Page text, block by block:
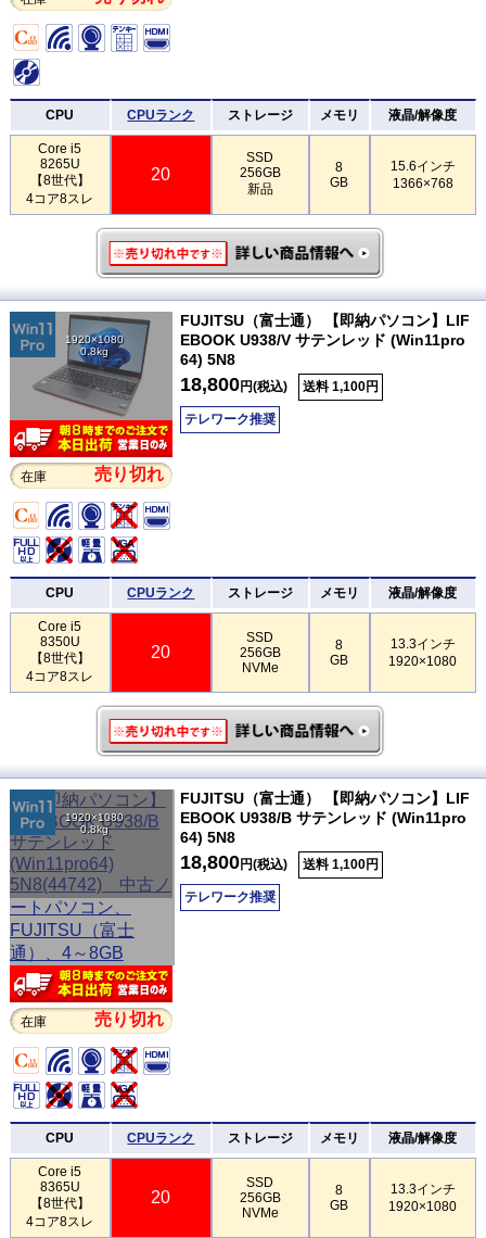
CPU CPUランク ストレージ メモリ 液晶/解像度
Core i5
8265U
【8世代】
4コア8スレ
20
SSD
256GB
新品
8
GB
15.6インチ
1366×768
1920×1080
0.8kg
在庫 売り切れ
FUJITSU（富士通） 【即納パソコン】LIF
EBOOK U938/V サテンレッド (Win11pro
64) 5N8
18,800円(税込) 送料 1,100円
テレワーク推奨
CPU CPUランク ストレージ メモリ 液晶/解像度
Core i5
8350U
【8世代】
4コア8スレ
20
SSD
256GB
NVMe
8
GB
13.3インチ
1920×1080
1920×1080
0.8kg
在庫 売り切れ
FUJITSU（富士通） 【即納パソコン】LIF
EBOOK U938/B サテンレッド (Win11pro
64) 5N8
18,800円(税込) 送料 1,100円
テレワーク推奨
CPU CPUランク ストレージ メモリ 液晶/解像度
Core i5
8365U
【8世代】
4コア8スレ
20
SSD
256GB
NVMe
8
GB
13.3インチ
1920×1080